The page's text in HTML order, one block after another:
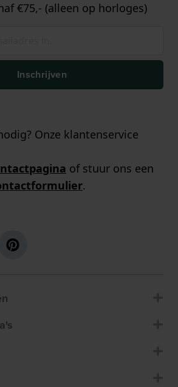
€75,- (alleen op horloges)
Inschrijven
Onze klantenservice
of stuur ons een
.